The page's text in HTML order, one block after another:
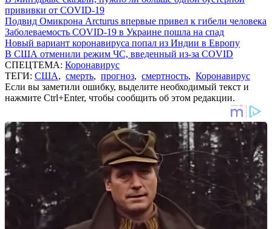
прививки от COVID-19
Подвид Омикрона Arcturus впервые привел к гибели человека
Заболеваемость COVID-19 в Украине пошла на спад
Новый вариант коронавируса попал из Индии в Европу
В США отменили режим ЧС, введенный из-за COVID
СПЕЦТЕМА: Коронавирус
ТЕГИ: США, смерть, прогноз, смертность, Коронавирус
Если вы заметили ошибку, выделите необходимый текст и
нажмите Ctrl+Enter, чтобы сообщить об этом редакции.